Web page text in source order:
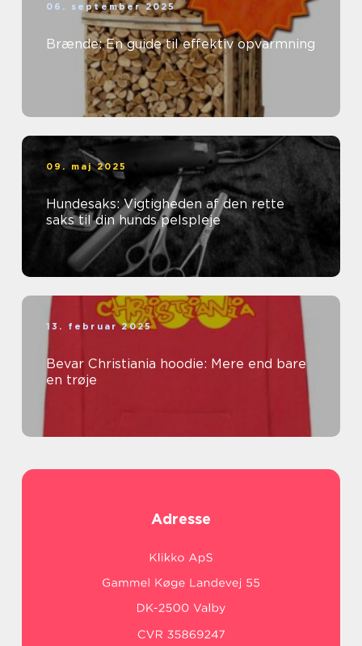
06. september 2025
Brænde: En guide til effektiv opvarmning
09. maj 2025
Hundesaks: Vigtigheden af den rette
saks til din hunds pelspleje
13. februar 2025
Bevar Christiania hoodie: Mere end bare
en trøje
Adresse